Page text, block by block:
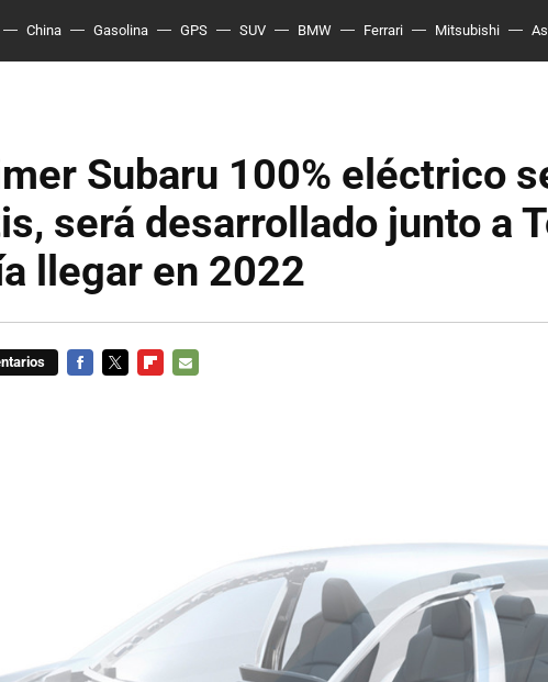
China Gasolina GPS SUV BMW Ferrari Mitsubishi
Subaru 100% eléctrico
será desarrollado junto a
llegar en 2022